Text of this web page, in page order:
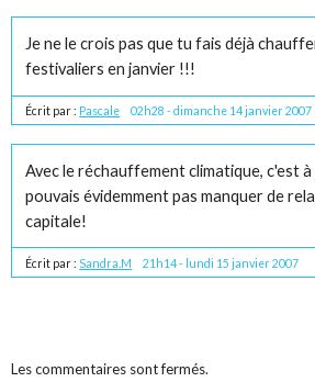
Je ne le crois pas que tu fais déjà
festivaliers en janvier !!!
Écrit par : Pascale 02h28 -dimanche 14 janvier 2007
Avec le réchauffement climatique, c'est
pouvais évidemment pas manquer de
capitale!
Écrit par : Sandra.M 21h14- lundi 15 janvier 2007
Les commentaires sont fermés.